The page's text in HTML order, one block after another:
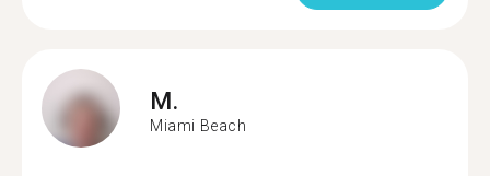
M.
Miami Beach